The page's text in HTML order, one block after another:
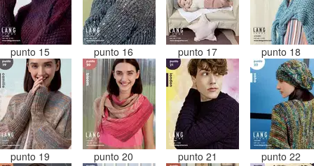
punto 15 punto 16 punto 17 punto 18
punto 19 punto 20 punto 21 punto 22